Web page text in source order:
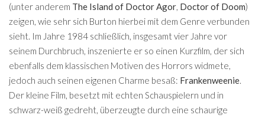
(unter anderem The Island of Doctor Agor Doctor of Doom)
zeigen, wie sehr sich Burton hierbei mit dem Genre verbunden
sieht. Im Jahre 1984 schließlich, insgesamt vier Jahre vor
seinem Durchbruch, inszenierte er so einen Kurzfilm, der sich
ebenfalls dem klassischen Motiven des Horrors widmete,
jedoch auch seinen eigenen Charme besaß: Frankenweenie
Der kleine Film, besetzt mit echten Schauspielern und in
schwarz-weiß gedreht, überzeugte durch eine schaurige